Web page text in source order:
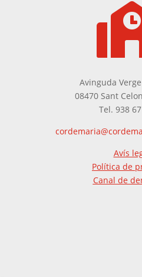
Avinguda
08470 Sant
Tel. 938
Avís
Política de
Canal de